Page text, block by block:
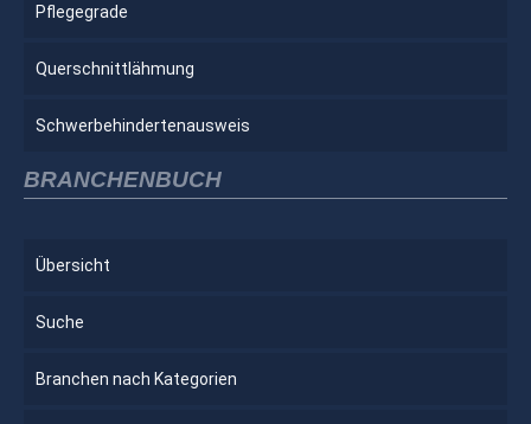
Pflegegrade
Querschnittlähmung
Schwerbehindertenausweis
BRANCHENBUCH
Übersicht
Suche
Branchen nach Kategorien